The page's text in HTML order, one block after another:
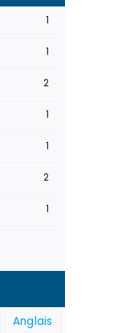
1
1
2
1
1
2
1
Anglais